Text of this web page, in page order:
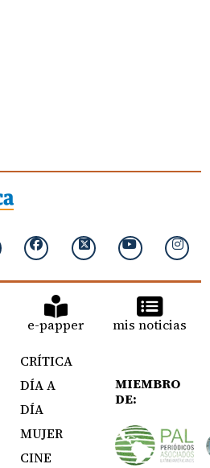
e-papper mis noticias
CRÍTICA
DÍA A
DÍA
MUJER
CINE
MIEMBRO
DE: